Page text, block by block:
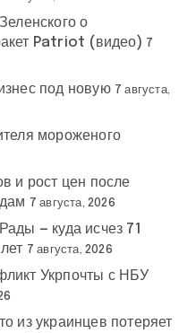
о
Patriot (видео) 7
под новую 7 августа,
мороженого
и рост цен после
7 августа, 2026
— куда исчез 71
7 августа, 2026
Укрпочты с НБУ
из украинцев потеряет